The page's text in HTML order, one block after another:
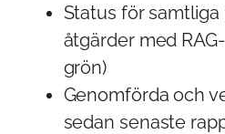
Status för
åtgärder med
grön)
Genomförda och
sedan senaste